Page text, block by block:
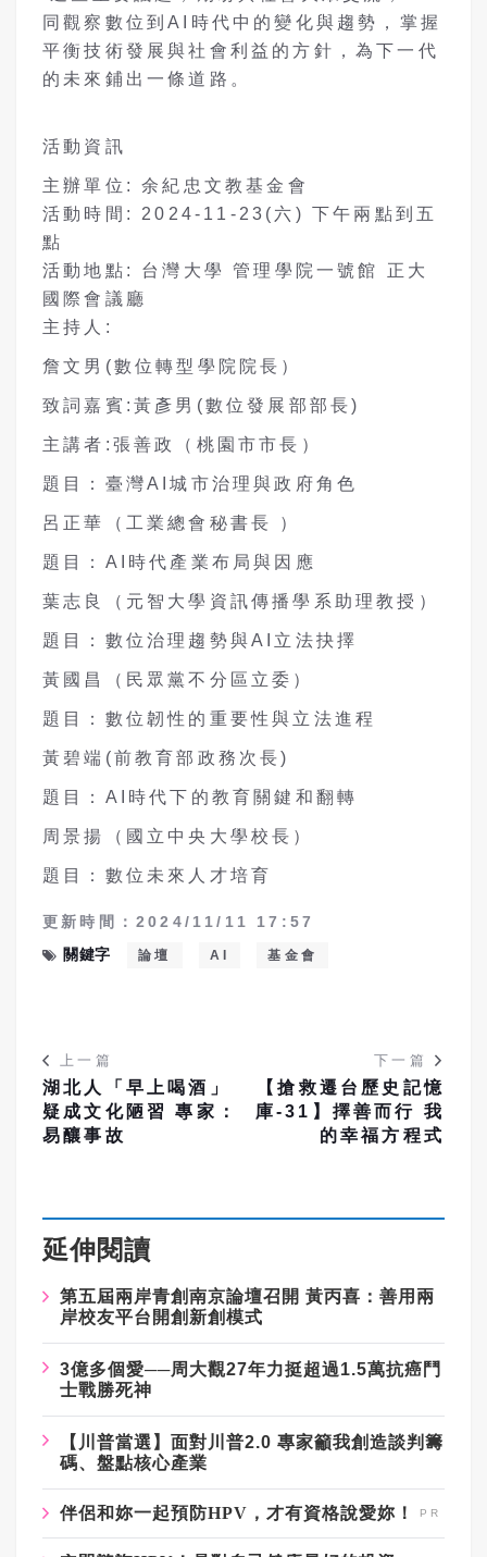
同觀察數位到AI時代中的變化與趨勢，掌握
平衡技術發展與社會利益的方針，為下一代
的未來鋪出一條道路。
活動資訊
主辦單位: 余紀忠文教基金會
活動時間: 2024-11-23(六) 下午兩點到五
點
活動地點: 台灣大學 管理學院一號館 正大
國際會議廳
主持人:
詹文男(數位轉型學院院長）
致詞嘉賓:黃彥男(數位發展部部長)
主講者:張善政（桃園市市長）
題目：臺灣AI城市治理與政府角色
呂正華（工業總會秘書長 ）
題目：AI時代產業布局與因應
葉志良（元智大學資訊傳播學系助理教授）
題目：數位治理趨勢與AI立法抉擇
黃國昌（民眾黨不分區立委）
題目：數位韌性的重要性與立法進程
黃碧端(前教育部政務次長)
題目：AI時代下的教育關鍵和翻轉
周景揚（國立中央大學校長）
題目：數位未來人才培育
更新時間：2024/11/11 17:57
關鍵字
論壇 AI 基金會
上一篇
湖北人「早上喝酒」
疑成文化陋習 專家：
易釀事故
下一篇
【搶救遷台歷史記憶
庫-31】擇善而行 我
的幸福方程式
延伸閱讀
第五屆兩岸青創南京論壇召開 黃丙喜：善用兩
岸校友平台開創新創模式
3億多個愛──周大觀27年力挺超過1.5萬抗癌鬥
士戰勝死神
【川普當選】面對川普2.0 專家籲我創造談判籌
碼、盤點核心產業
伴侶和妳一起預防HPV，才有資格說愛妳！